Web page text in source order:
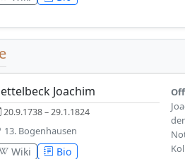
Joachim
20.9.1738 – 29.1.1824
13. Bogenhausen
Wiki Bio